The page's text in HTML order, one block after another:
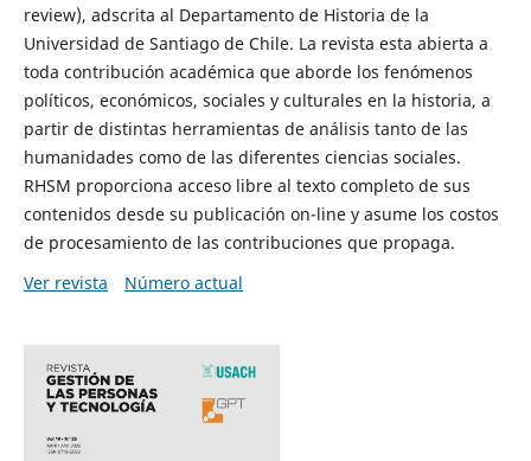
review), adscrita al Departamento de Historia de la
Universidad de Santiago de Chile. La revista esta abierta a
toda contribución académica que aborde los fenómenos
políticos, económicos, sociales y culturales en la historia, a
partir de distintas herramientas de análisis tanto de las
humanidades como de las diferentes ciencias sociales.
RHSM proporciona acceso libre al texto completo de sus
contenidos desde su publicación on-line y asume los costos
de procesamiento de las contribuciones que propaga.
Ver revista
Número actual